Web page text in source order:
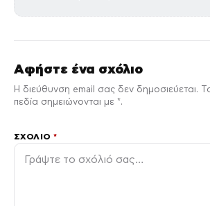
Αφήστε ένα σχόλιο
Η διεύθυνση email σας δεν δημοσιεύεται.
πεδία σημειώνονται με *.
ΣΧΌΛΙΟ*